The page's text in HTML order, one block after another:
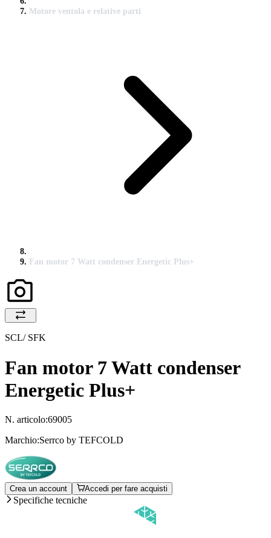
Motore ventola e relative parti
Fan motor 7 Watt condenser Energetic Plus+
SCL/ SFK
Fan motor 7 Watt condenser
Energetic Plus+
N. articolo:69005
Marchio:Serrco by TEFCOLD
Crea un account Accedi per fare acquisti
Specifiche tecniche